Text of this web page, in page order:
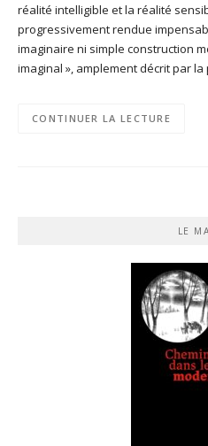
réalité intelligible et la réalité
progressivement rendue
imaginaire ni simple construction
imaginal », amplement décrit par
CONTINUER LA LECTURE
LE